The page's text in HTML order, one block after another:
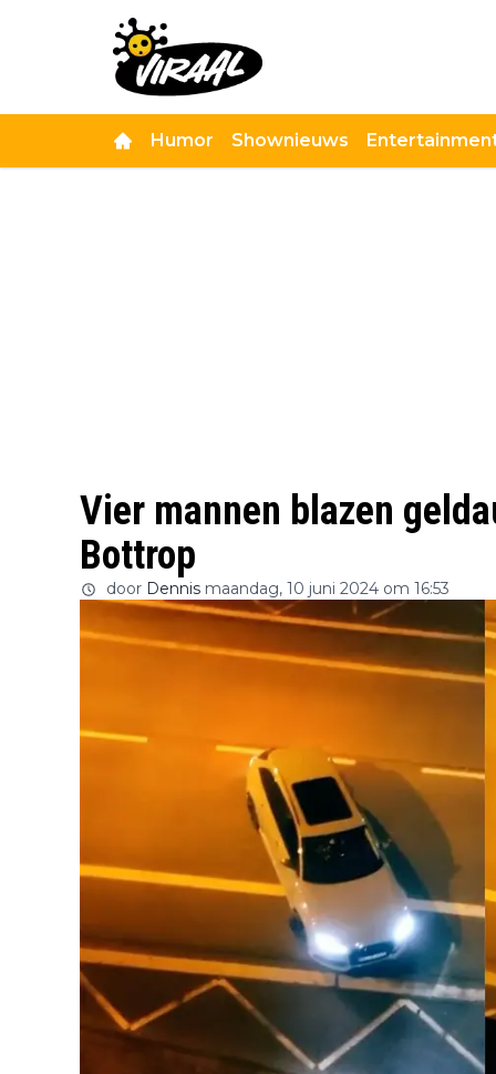
Humor Shownieuws
Vier mannen blazen
Bottrop
door Dennis maandag, 10 juni 2024 om 16:53